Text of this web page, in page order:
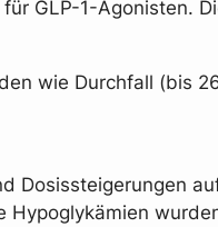
GLP-1-Agonisten.
wie Durchfall (bis
Dosissteigerungen
Hypoglykämien